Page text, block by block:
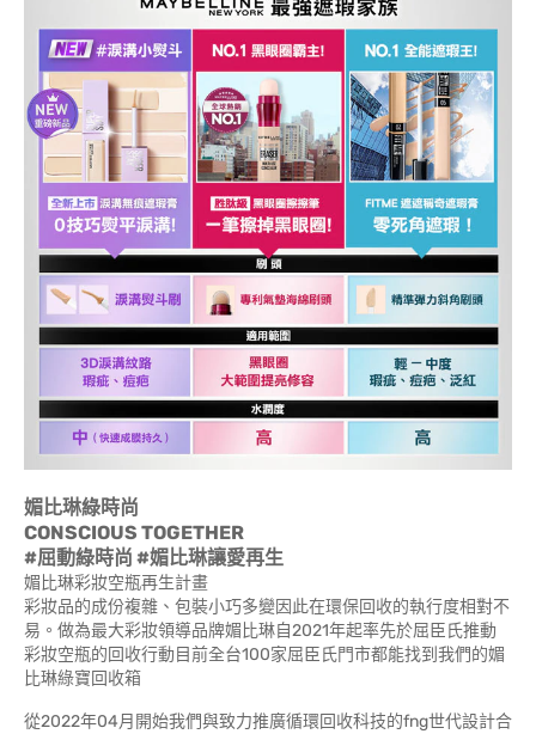
媚比琳綠時尚
CONSCIOUS TOGETHER
#屈動綠時尚 #媚比琳讓愛再生
媚比琳彩妝空瓶再生計畫
彩妝品的成份複雜、包裝小巧多變因此在環保回收的執行度相對不
易。做為最大彩妝領導品牌媚比琳自2021年起率先於屈臣氏推動
彩妝空瓶的回收行動目前全台100家屈臣氏門市都能找到我們的媚
比琳綠寶回收箱
從2022年04月開始我們與致力推廣循環回收科技的fng世代設計合